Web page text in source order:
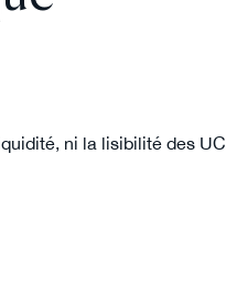
ni la lisibilité des UC